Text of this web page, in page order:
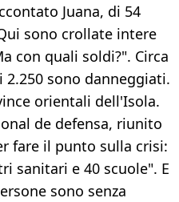
Juana, di 54
sono crollate intere
con quali soldi?". Circa
sono danneggiati.
orientali dell'Isola.
de defensa, riunito
fare il punto sulla crisi:
sanitari e 40 scuole". E
sono senza